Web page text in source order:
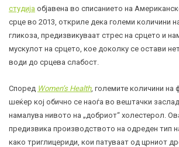
студија објавена во списанието на
срце во 2013, откриле дека големи количини
гликоза , предизвикуваат стрес на срцето и
мускулот на срцето, кое доколку се остави
води до срцева слабост
Според Women’s Health, големите количини на
шеќер кој обично се наоѓа во вештачки
намалува нивото на „добриот“ холестерол .
предизвика производството на одреден тип
како триглицериди, кои патуваат од црниот